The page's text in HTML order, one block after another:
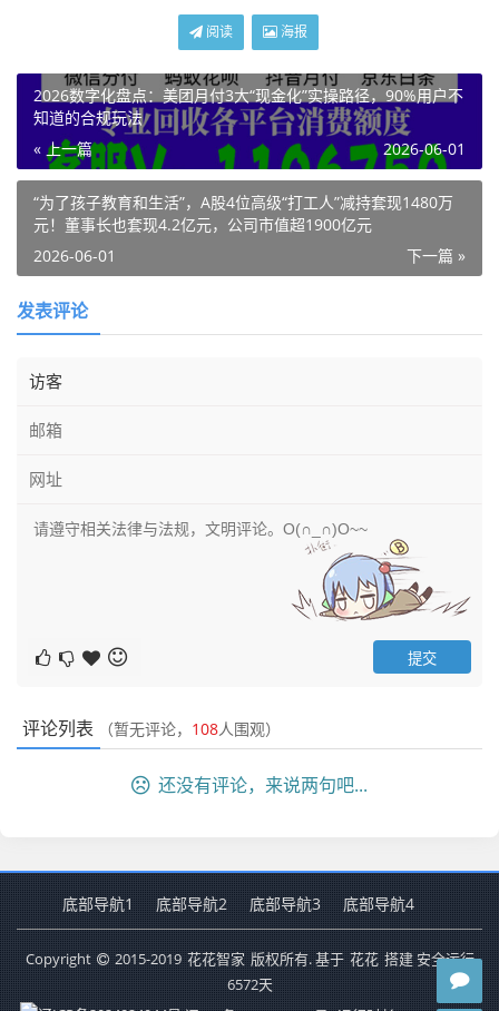
阅读 海报
2026数字化盘点：美团月付3大“现金化”实操路径，90%用户不
知道的合规玩法
« 上一篇
2026-06-01
“为了孩子教育和生活”，A股4位高级“打工人”减持套现1480万
元！董事长也套现4.2亿元，公司市值超1900亿元
下一篇 »
2026-06-01
发表评论
评论列表 （暂无评论， 108人围观）
还没有评论，来说两句吧...
底部导航1 底部导航2 底部导航3 底部导航4
Copyright 2015-2019 花花智家 版权所有. 基于 花花 搭建 安全运行
6572天